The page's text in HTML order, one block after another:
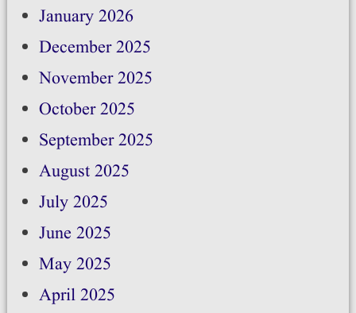
January 2026
December 2025
November 2025
October 2025
September 2025
August 2025
July 2025
June 2025
May 2025
April 2025